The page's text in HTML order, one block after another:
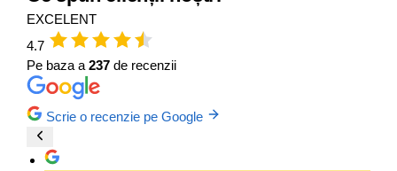
EXCELENT
4.7
Pe baza a 237 de recenzii
Scrie o recenzie pe Google